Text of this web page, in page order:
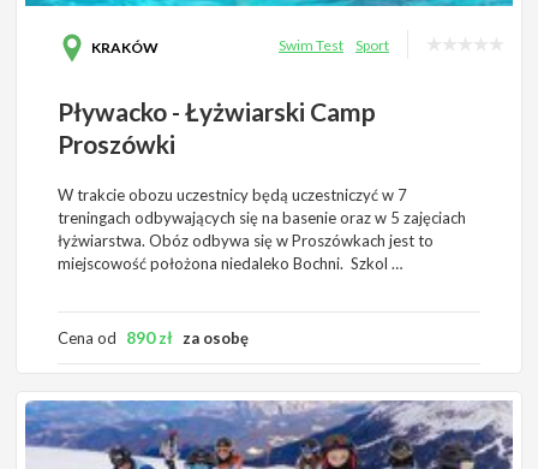
KRAKÓW Swim Test Sport
Pływacko - Łyżwiarski Camp
Proszówki
W trakcie obozu uczestnicy będą uczestniczyć w 7
treningach odbywających się na basenie oraz w 5 zajęciach
łyżwiarstwa. Obóz odbywa się w Proszówkach jest to
miejscowość położona niedaleko Bochni. Szkol …
Cena od 890zł za osobę